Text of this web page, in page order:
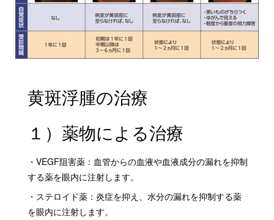
黄斑浮腫の治療
１）薬物による治療
・VEGF阻害薬：血管からの血液や血液成分の漏れを抑制
する薬を眼内に注射します。
・ステロイド薬：炎症を抑え、水分の漏れを抑制する薬
を眼内に注射します。